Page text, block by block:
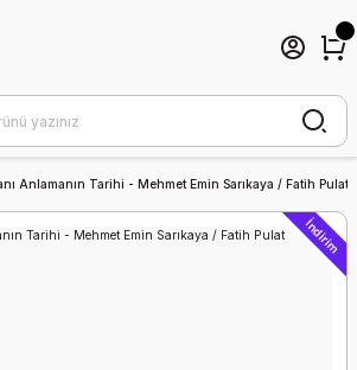
Anlamanın Tarihi - Mehmet Emin Sarıkaya / Fatih Pulat
İndirim